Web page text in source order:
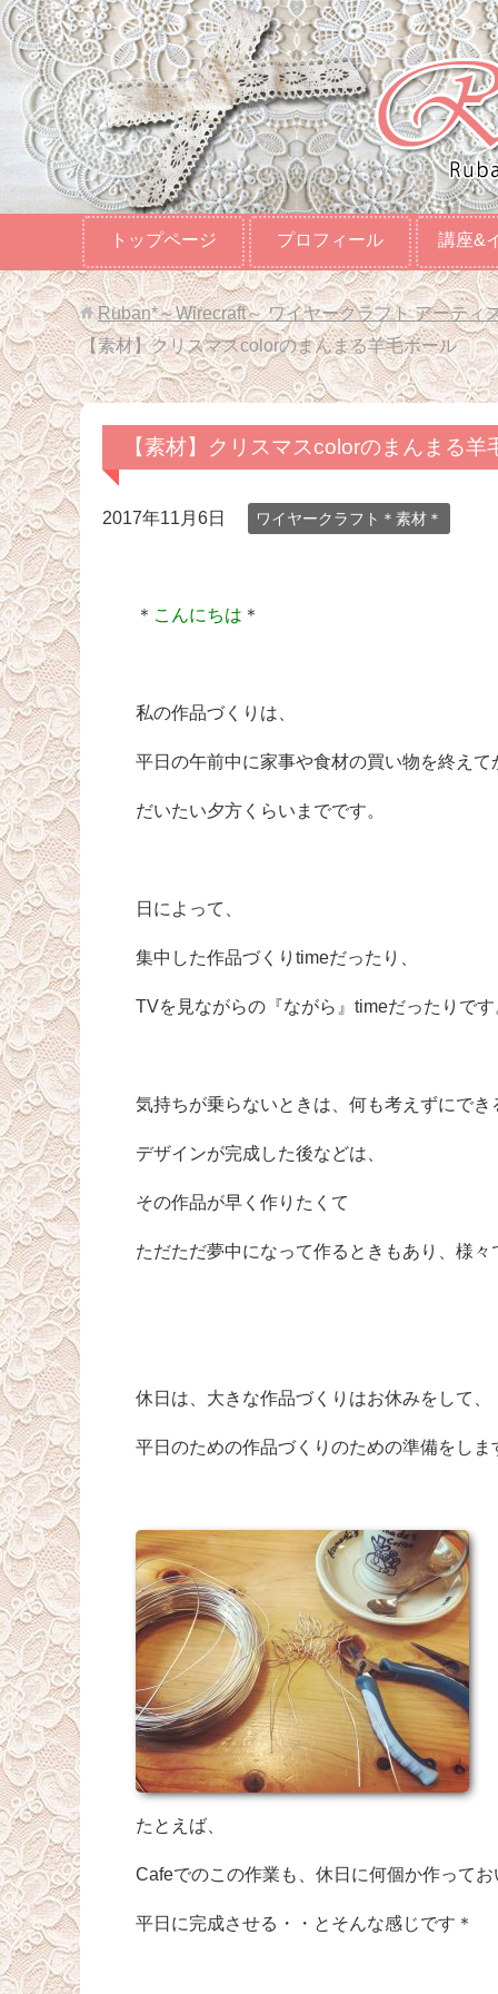
トップページ プロフィール 講座&
Ruban*～Wirecraft～ ワイヤークラフト アーティ
【素材】クリスマスcolorのまんまる羊毛ボール
【素材】クリスマスcolorのまんまる羊
2017年11月6日 ワイヤークラフト＊素材＊
＊ こんにちは ＊
私の作品づくりは、
平日の午前中に家事や食材の買い物を終えて
だいたい夕方くらいまでです。
日によって、
集中した作品づくりtimeだったり、
TVを見ながらの『ながら』timeだったりです
気持ちが乗らないときは、何も考えずにでき
デザインが完成した後などは、
その作品が早く作りたくて
ただただ夢中になって作るときもあり、様々
休日は、大きな作品づくりはお休みをして、
平日のための作品づくりのための準備をしま
たとえば、
Cafeでのこの作業も、休日に何個か作ってお
平日に完成させる・・とそんな感じです＊